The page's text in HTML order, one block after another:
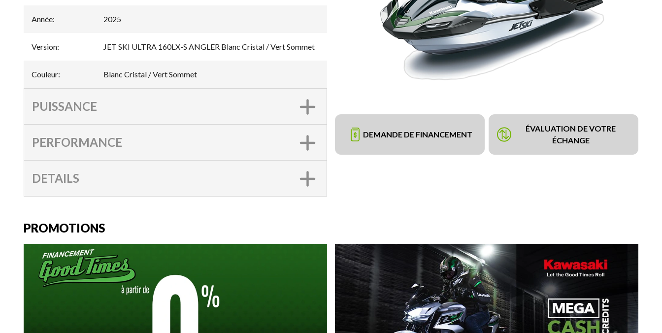
DEMANDE DE FINANCEMENT
ÉVALUATION DE VOTRE
ÉCHANGE
Année: 2025
Version: JET SKI ULTRA 160LX-S ANGLER Blanc Cristal / Vert Sommet
Couleur: Blanc Cristal / Vert Sommet
PUISSANCE
PERFORMANCE
DETAILS
PROMOTIONS